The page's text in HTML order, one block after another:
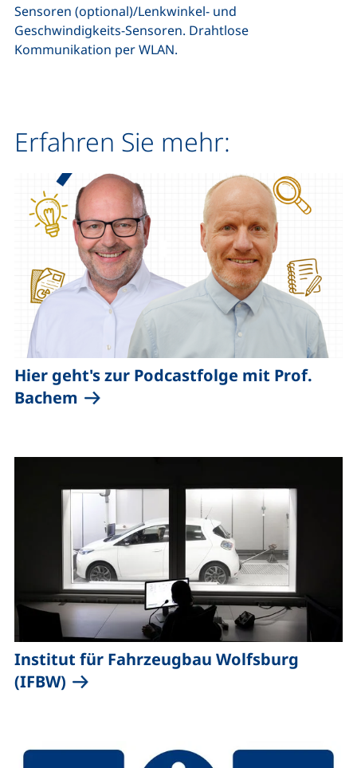
Sensoren (optional)/Lenkwinkel- und
Geschwindigkeits-Sensoren. Drahtlose
Kommunikation per WLAN.
Erfahren Sie mehr:
Hier geht's zur Podcastfolge mit Prof.
Bachem (externer Link, öffnet neues
Institut für Fahrzeugbau Wolfsburg
(IFBW) (externer Link, öffnet neues